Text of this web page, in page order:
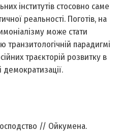
інститутів стосовно саме
реальності. Поготів, на
може стати
парадигмі
траєкторій розвитку в
демократизації.
// Ойкумена.